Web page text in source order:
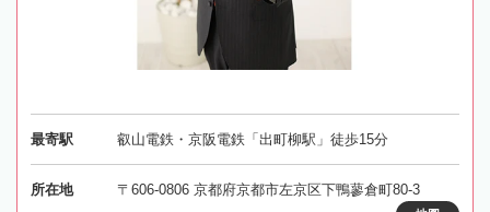
最寄駅 叡山電鉄・京阪電鉄「出町柳駅」徒歩15分
所在地 〒606-0806 京都府京都市左京区下鴨蓼倉町80-3